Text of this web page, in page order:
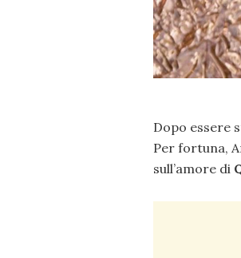
Dopo essere
Per fortuna,
sull’amore di